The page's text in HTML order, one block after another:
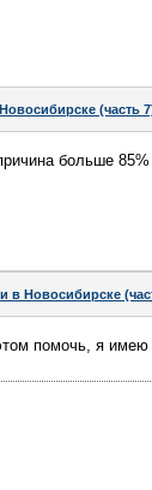
(часть
больше
в Новосибирске
помочь, я имею